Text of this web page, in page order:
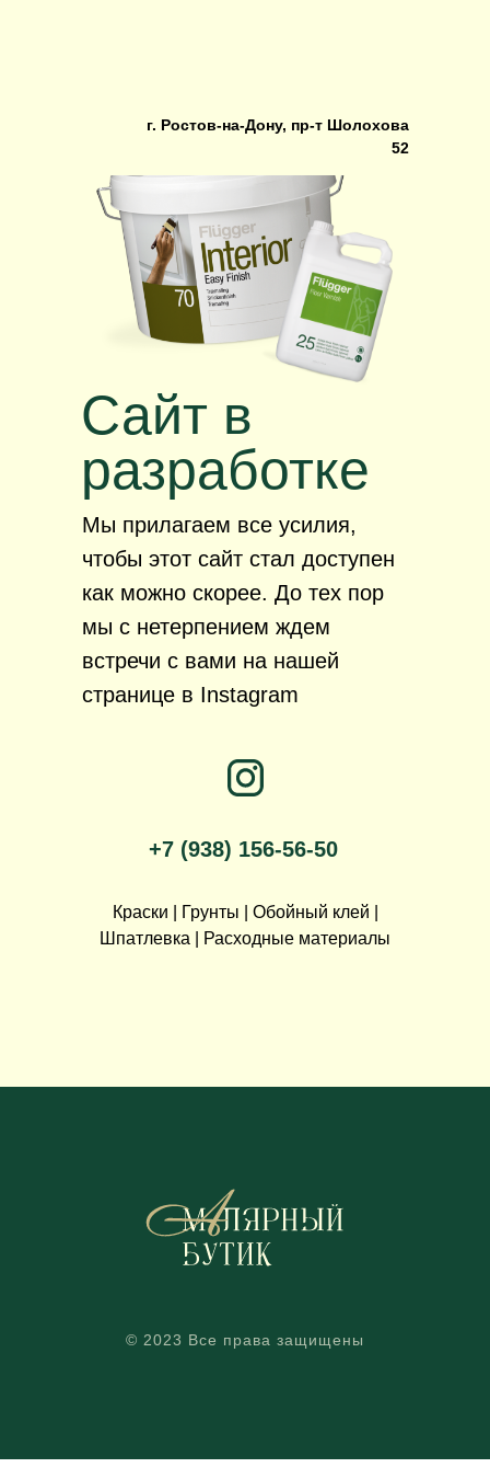
г. Ростов-на-Дону, пр-т Шолохова
52
Сайт в
разработке
Мы прилагаем все усилия,
чтобы этот сайт стал доступен
как можно скорее. До тех пор
мы с нетерпением ждем
встречи с вами на нашей
странице в Instagram
Краски | Грунты | Обойный клей |
Шпатлевка | Расходные материалы
+7 (938) 156-56-50
© 2023 Все права защищены
г. Ростов-на-Дону, пр-т Шолохова
52